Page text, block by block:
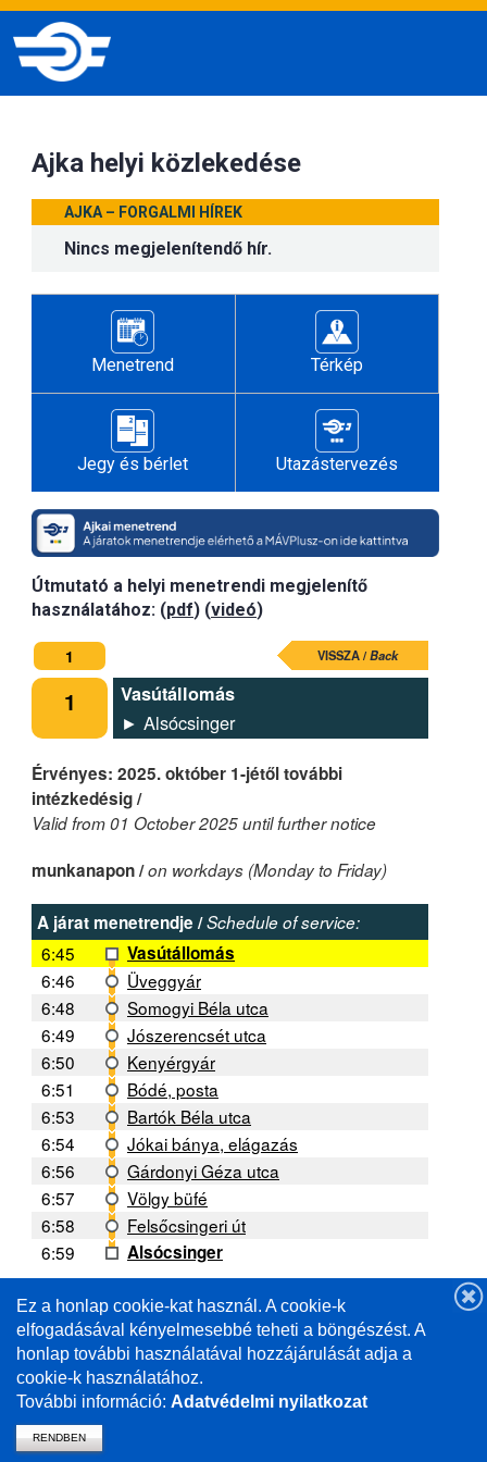
Ajka helyi közlekedése
AJKA – FORGALMI HÍREK
Nincs megjelenítendő hír.
Menetrend Térkép
Jegy és bérlet Utazástervezés
Útmutató a helyi menetrendi megjelenítő
használatához: (pdf) (videó)
1 VISSZA /Back
1 Vasútállomás
► Alsócsinger
Érvényes: 2025. október 1-jétől további
intézkedésig /
Valid from 01 October 2025 until further notice
munkanapon /on workdays (Monday to Friday)
A járat menetrendje /Schedule of service:
6:45
Vasútállomás
6:46
Üveggyár
6:48
Somogyi Béla utca
6:49
Jószerencsét utca
6:50
Kenyérgyár
6:51
Bódé, posta
6:53
Bartók Béla utca
6:54
Jókai bánya, elágazás
6:56
Gárdonyi Géza utca
6:57
Völgy büfé
6:58
Felsőcsingeri út
6:59
Alsócsinger
A forgalmi helyzettől függően a menetrendtől való
eltérés lehetséges. /
Deviations from the schedule are possible depending
on the traffic situation.
Ez a honlap cookie-kat használ. A cookie-k
elfogadásával kényelmesebbé teheti a böngészést. A
honlap további használatával hozzájárulását adja a
cookie-k használatához.
További információ: Adatvédelmi nyilatkozat
RENDBEN